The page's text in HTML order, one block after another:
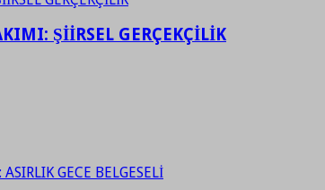
ŞİİRSEL GERÇEKÇİLİK